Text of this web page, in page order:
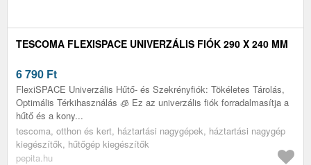
TESCOMA FLEXISPACE UNIVERZÁLIS FIÓK 290 X 240 MM
6 790 Ft
FlexiSPACE Univerzális Hűtő- és Szekrényfiók: Tökéletes Tárolás,
Optimális Térkihasználás 🧊 Ez az univerzális fiók forradalmasítja a
hűtő és a kony...
tescoma, otthon és kert, háztartási nagygépek, háztartási nagygép
kiegészítők, hűtőgép kiegészítők
pepita.hu